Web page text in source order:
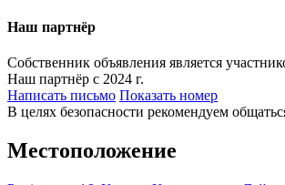
Наш партнёр
Собственник объявления является
Наш партнёр с 2024 г.
Написать письмо Показать номер
В целях безопасности рекомендуем
Местоположение